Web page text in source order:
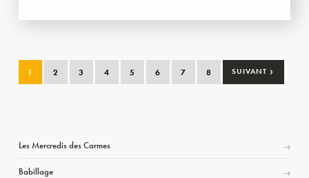
1 2 3 4 5 6 7 8 SUIVANT ›
Les Mercredis des Carmes
Babillage